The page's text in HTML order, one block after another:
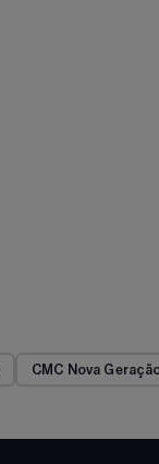
CMC Nova